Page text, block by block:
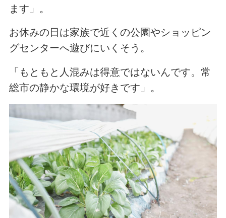
ます」。
お休みの日は家族で近くの公園やショッピン
グセンターへ遊びにいくそう。
「もともと人混みは得意ではないんです。常
総市の静かな環境が好きです」。